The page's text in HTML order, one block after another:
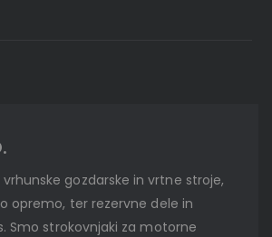
gozdarske in vrtne stroje,
opremo, ter rezervne dele in
Smo strokovnjaki za motorne